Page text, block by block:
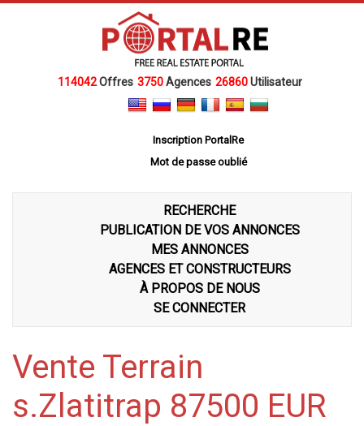
114042Offres 3750Agences 26860Utilisateur
Inscription PortalRe
Mot de passe oublié
RECHERCHE
PUBLICATION DE VOS ANNONCES
MES ANNONCES
AGENCES ET CONSTRUCTEURS
À PROPOS DE NOUS
SE CONNECTER
Vente Terrain
s.Zlatitrap 87500 EUR